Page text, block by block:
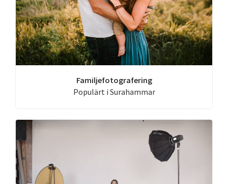
Familjefotografering
Populärt i Surahammar